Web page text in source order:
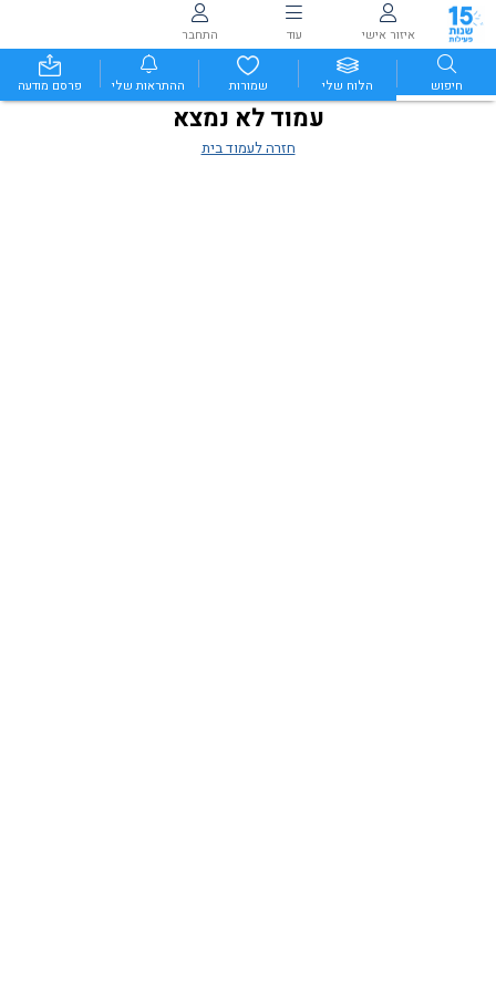
איזור אישי עוד התחבר
חיפוש הלוח שלי שמורות ההתראות שלי פרסם מודעה
עמוד לא נמצא
חזרה לעמוד בית